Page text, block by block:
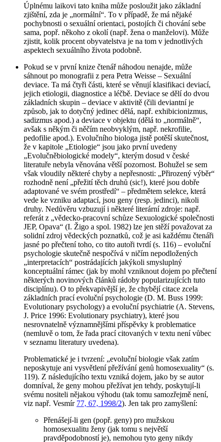
Úplnému laikovi tato kniha může posloužit jako základní
zjištění, zda je „normální“. To v případě, že má nějaké
pochybnosti o sexuální orientaci, postojích či chování sebe
sama, popř. někoho z okolí (např. žena o manželovi). Může
zjistit, kolik procent obyvatelstva je na tom v jednotlivých
aspektech sexuálního života podobně.
Pokud se v první knize čtenář náhodou nenajde, může
sáhnout po monografii z pera Petra Weisse – Sexuální
deviace. Ta má čtyři části, které se věnují klasifikaci deviací,
jejich etiologii, diagnostice a léčbě. Deviace se dělí do dvou
základních skupin – deviace v aktivitě (čili deviantní je
způsob, jak to dotyčný jedinec dělá, např. exhibicionizmus,
sadizmus apod.) a deviace v objektu (dělá to „normálně“,
avšak s někým či něčím neobvyklým, např. nekrofilie,
pedofilie apod.). Evolučního biologa jistě potěší skutečnost,
že v kapitole „Etiologie“ jsou jako první uvedeny
„Evolučněbiologické modely“, kterým dosud v české
literatuře nebyla věnována větší pozornost. Bohužel se sem
však vloudily některé chyby a nepřesnosti: „Přirozený výběr“
rozhodně není „přežití těch druhů (sic!), které jsou dobře
adaptované ve svém prostředí“ – předmětem selekce, která
vede ke vzniku adaptací, jsou geny (resp. jedinci), nikoli
druhy. Nedůvěru vzbuzují i některé literární zdroje: např.
referát z „vědecko-pracovní schůze Sexuologické společnosti
JEP, Opava“ (I. Žigo a spol. 1982) lze jen stěží považovat za
solidní zdroj vědeckých poznatků, což je asi každému čtenáři
jasné po přečtení toho, co tito autoři tvrdí (s. 116) – evoluční
psychologie skutečně nespočívá v ničím nepodložených
„interpretacích“ postrádajících jakýkoli smysluplný
konceptuální rámec (jak by mohl vzniknout dojem po přečtení
některých novinových článků rádoby popularizujících tuto
disciplínu). O to překvapivější je, že chybějí citace zcela
základních prací evoluční psychologie (D. M. Buss 1999:
Evolutionary psychology) a evoluční psychiatrie (A. Stevens,
J. Price 1996: Evolutionary psychiatry), které jsou
nesrovnatelně významnějšími příspěvky k problematice
(nemluvě o tom, že řada prací citovaných v textu není vůbec
v seznamu literatury uvedena).
Problematické je i tvrzení: „evoluční biologie však zatím
neposkytuje ani vysvětlení přežívání genů homosexuality“ (s.
119). Z následujícího textu vzniká dojem, jako by se autor
domníval, že geny mohou přežívat jen tehdy, poskytují-li
svému nositeli nějakou výhodu (tak tomu samozřejmě není,
viz např. Vesmír 77, 67, 1998/2). Jen tak pro zamyšlení:
Přenášejí-li gen (popř. geny) pro mužskou
homosexualitu ženy (jak tomu s největší
pravděpodobností je), nemohou tyto geny nikdy